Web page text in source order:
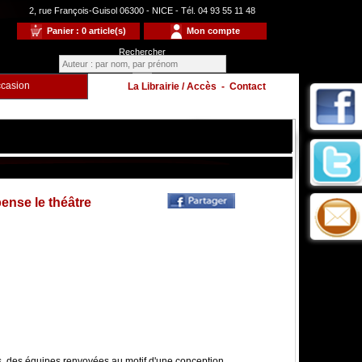
2, rue François-Guisol 06300 - NICE - Tél. 04 93 55 11 48
Panier : 0 article(s) Mon compte
Rechercher
La Librairie / Accès - Contact
le théâtre